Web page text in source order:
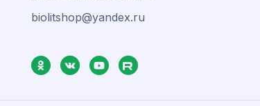
biolitshop@yandex.ru